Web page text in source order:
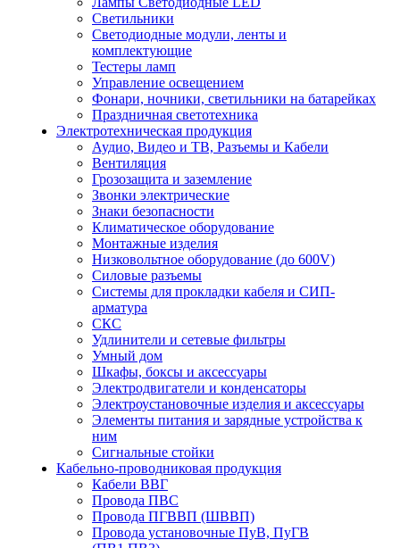
Светильники
Светодиодные модули, ленты и
комплектующие
Тестеры ламп
Управление освещением
Фонари, ночники, светильники на батарейках
Праздничная светотехника
Электротехническая продукция
Аудио, Видео и ТВ, Разъемы и Кабели
Вентиляция
Грозозащита и заземление
Звонки электрические
Знаки безопасности
Климатическое оборудование
Монтажные изделия
Низковольтное оборудование (до 600V)
Силовые разъемы
Системы для прокладки кабеля и СИП-
арматура
СКС
Удлинители и сетевые фильтры
Умный дом
Шкафы, боксы и аксессуары
Электродвигатели и конденсаторы
Электроустановочные изделия и аксессуары
Элементы питания и зарядные устройства к
ним
Сигнальные стойки
Кабельно-проводниковая продукция
Кабели ВВГ
Провода ПВС
Провода ПГВВП (ШВВП)
Провода установочные ПуВ, ПуГВ